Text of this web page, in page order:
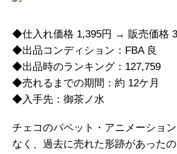
◆仕入れ価格 1,395円 → 販売価格
◆出品コンディション：FBA 良
◆出品時のランキング：127,759
◆売れるまでの期間：約 12ケ月
◆入手先：御茶ノ水
チェコのパペット・アニメーショ
なく、過去に売れた形跡があった